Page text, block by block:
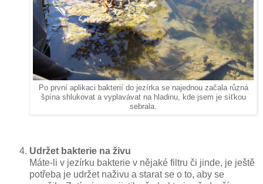
Po první aplikaci bakterií do jezírka se najednou začala různá
špína shlukovat a vyplavávat na hladinu, kde jsem je síťkou
sebrala.
Udržet bakterie na živu
Máte-li v jezírku bakterie v nějaké filtru či jinde, je ještě
potřeba je udržet naživu a starat se o to, aby se